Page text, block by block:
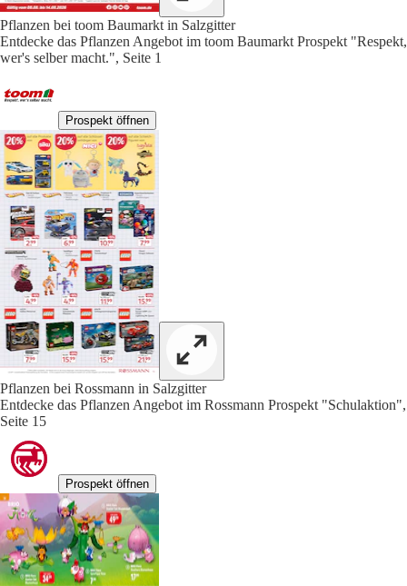
Pflanzen bei toom Baumarkt in Salzgitter
Entdecke das Pflanzen Angebot im toom Baumarkt Prospekt "Respekt,
wer's selber macht.", Seite 1
Prospekt öffnen
Pflanzen bei Rossmann in Salzgitter
Entdecke das Pflanzen Angebot im Rossmann Prospekt "Schulaktion",
Seite 15
Prospekt öffnen